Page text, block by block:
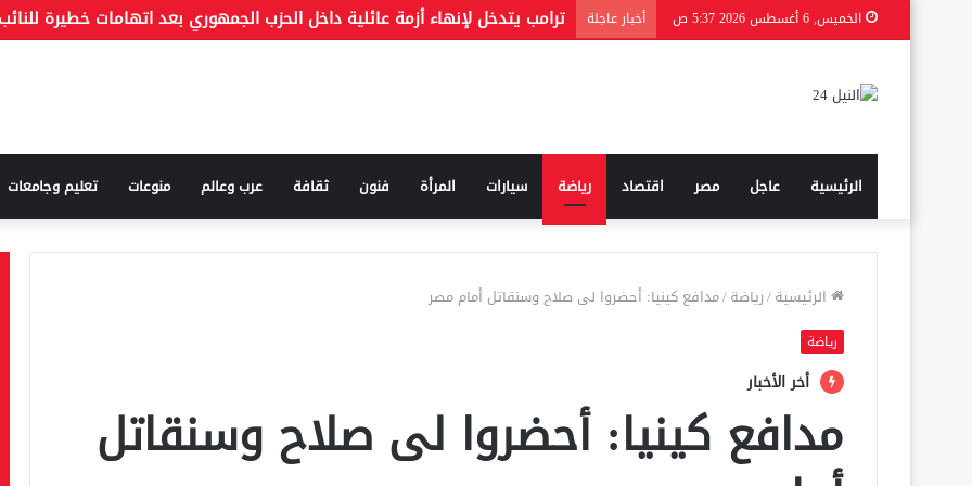
الخميس, 6 أغسطس 2026 5:37 ص أخبار عاجلة
الرئيسية عاجل مصر اقتصاد رياضة سيارات المرأة فنون ثقافة عرب وعالم منوعات تعليم وجامعات
الرئيسية/رياضة/مدافع كينيا: أحضروا لى صلاح وسنقاتل أمام مصر
رياضة
أخر الأخبار
مدافع كينيا: أحضروا لى صلاح وسنقاتل